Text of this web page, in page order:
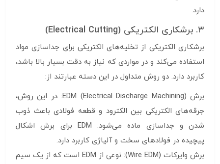
دارد.
۳. برشکاری الکتریکی (Electrical Cutting)
برشکاری الکتریکی از تخلیه‌های الکتریکی برای جداسازی مواد
استفاده می‌کند و در مواردی که نیاز به دقت بسیار بالا باشد،
کاربرد دارد. دو روش متداول در این دسته عبارتند از:
برش EDM (Electrical Discharge Machining): در این روش،
جرقه‌های الکتریکی بین الکترود و قطعه فولادی باعث ذوب
شدن و جداسازی ماده می‌شود. EDM برای برش اشکال
پیچیده در فولادهای سخت و آلیاژی کاربرد دارد.
برش وایرکات (Wire EDM): نوعی از EDM است که از یک سیم